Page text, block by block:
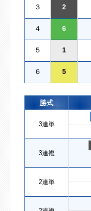
３ 2
４ 6
５ 1
６ 5
勝式
3連単
3連複
2連単